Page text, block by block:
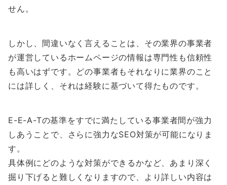
せん。
しかし、間違いなく言えることは、その業界の事業者
が運営しているホームページの情報は専門性も信頼性
も高いはずです。どの事業者もそれなりに業界のこと
には詳しく、それは経験に基づいて得たものです。
E-E-A-Tの基準をすでに満たしている事業者間が強力
しあうことで、さらに強力なSEO対策が可能になりま
す。
具体例にどのような対策ができるかなど、あまり深く
掘り下げると難しくなりますので、より詳しい内容は